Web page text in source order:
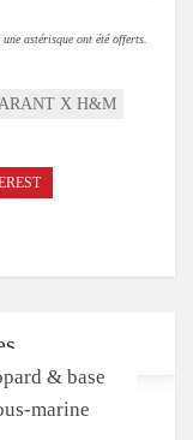
astérisque ont été offerts.
X H&M
& base
marine